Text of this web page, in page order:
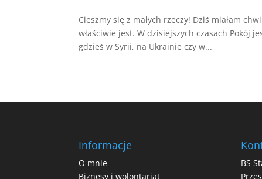
Cieszmy się z małych rzeczy! Dziś miałam
właściwie jest. W dzisiejszych czasach Pokój
gdzieś w Syrii, na Ukrainie czy w...
Informacje
O mnie
Biznesy i wolontariat
BS